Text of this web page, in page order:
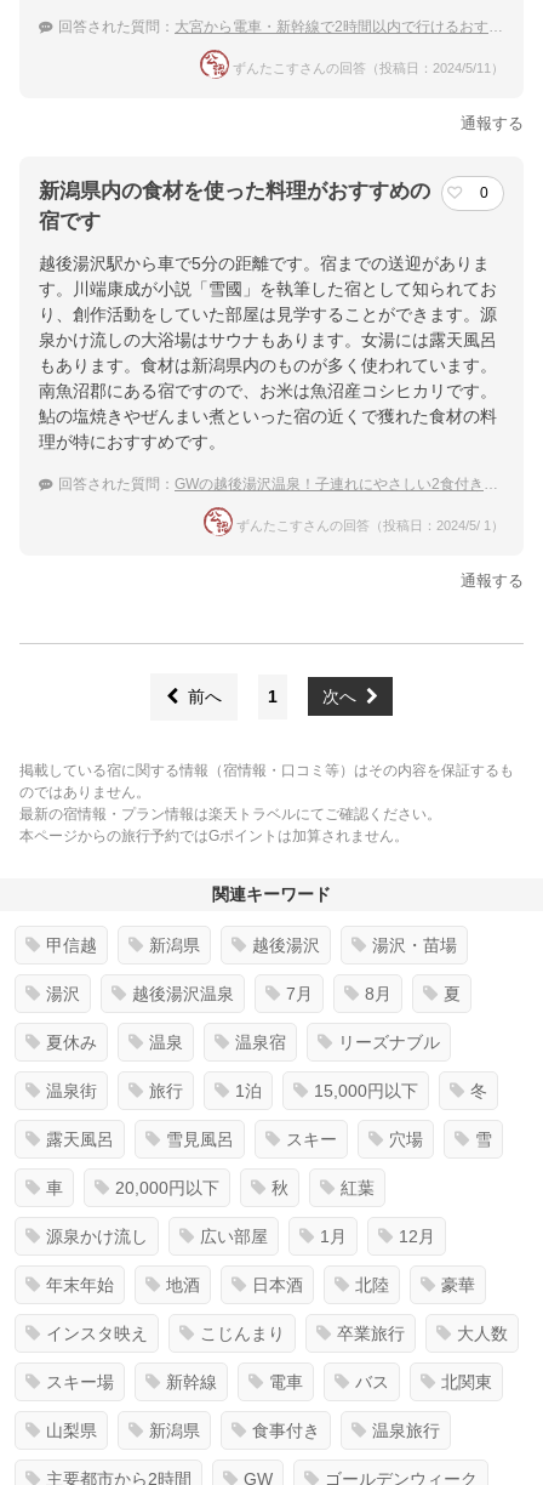
回答された質問： 大宮から電車・新幹線で2時間以内で行けるおすすめの温泉宿は？
ずんたこすさんの回答（投稿日：2024/5/11）
通報する
新潟県内の食材を使った料理がおすすめの
宿です
0
越後湯沢駅から車で5分の距離です。宿までの送迎がありま
す。川端康成が小説「雪國」を執筆した宿として知られてお
り、創作活動をしていた部屋は見学することができます。源
泉かけ流しの大浴場はサウナもあります。女湯には露天風呂
もあります。食材は新潟県内のものが多く使われています。
南魚沼郡にある宿ですので、お米は魚沼産コシヒカリです。
鮎の塩焼きやぜんまい煮といった宿の近くで獲れた食材の料
理が特におすすめです。
回答された質問： GWの越後湯沢温泉！子連れにやさしい2食付きプランがある宿のおすすめは？
ずんたこすさんの回答（投稿日：2024/5/ 1）
通報する
前へ 1 次へ
掲載している宿に関する情報（宿情報・口コミ等）はその内容を保証するも
のではありません。
最新の宿情報・プラン情報は楽天トラベルにてご確認ください。
本ページからの旅行予約ではGポイントは加算されません。
関連キーワード
甲信越 新潟県 越後湯沢 湯沢・苗場
湯沢 越後湯沢温泉 7月 8月 夏
夏休み 温泉 温泉宿 リーズナブル
温泉街 旅行 1泊 15,000円以下 冬
露天風呂 雪見風呂 スキー 穴場 雪
車 20,000円以下 秋 紅葉
源泉かけ流し 広い部屋 1月 12月
年末年始 地酒 日本酒 北陸 豪華
インスタ映え こじんまり 卒業旅行 大人数
スキー場 新幹線 電車 バス 北関東
山梨県 新潟県 食事付き 温泉旅行
主要都市から2時間 GW ゴールデンウィーク